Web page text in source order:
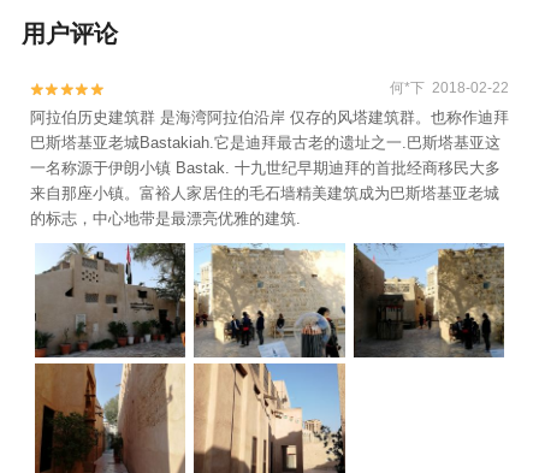
用户评论

 何*下 2018-02-22
阿拉伯历史建筑群 是海湾阿拉伯沿岸 仅存的风塔建筑群。也称作迪拜
巴斯塔基亚老城Bastakiah.它是迪拜最古老的遗址之一.巴斯塔基亚这
一名称源于伊朗小镇 Bastak. 十九世纪早期迪拜的首批经商移民大多
来自那座小镇。富裕人家居住的毛石墙精美建筑成为巴斯塔基亚老城
的标志，中心地带是最漂亮优雅的建筑.